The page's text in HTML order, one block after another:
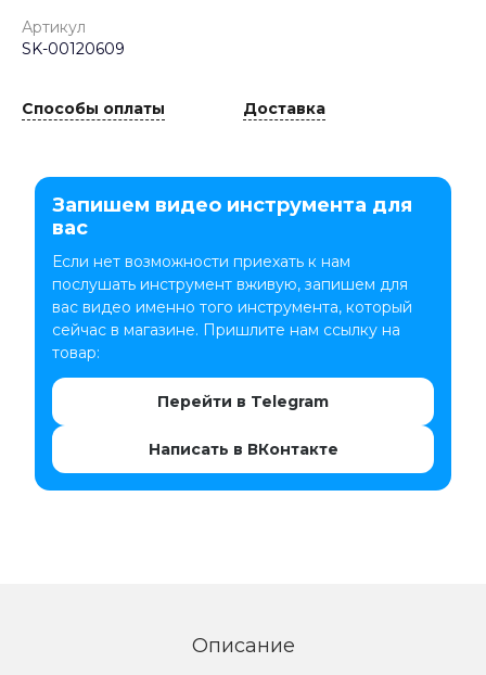
Артикул
SK-00120609
Способы оплаты Доставка
Запишем видео инструмента для
вас
Если нет возможности приехать к нам
послушать инструмент вживую, запишем для
вас видео именно того инструмента, который
сейчас в магазине. Пришлите нам ссылку на
товар:
Перейти в Telegram
Написать в ВКонтакте
Описание